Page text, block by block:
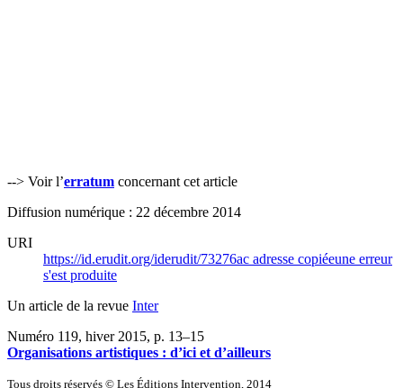
--> Voir l’erratum concernant cet article
Diffusion numérique : 22 décembre 2014
URI
https://id.erudit.org/iderudit/73276ac adresse copiéeune erreur
s'est produite
Un article de la revue Inter
Numéro 119, hiver 2015, p. 13–15
Organisations artistiques : d’ici et d’ailleurs
Tous droits réservés © Les Éditions Intervention, 2014